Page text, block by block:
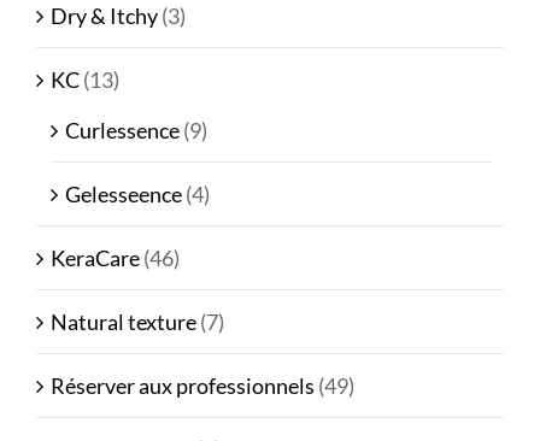
Dry & Itchy(3)
KC(13)
Curlessence(9)
Gelesseence(4)
KeraCare(46)
Natural texture(7)
Réserver aux professionnels (49)